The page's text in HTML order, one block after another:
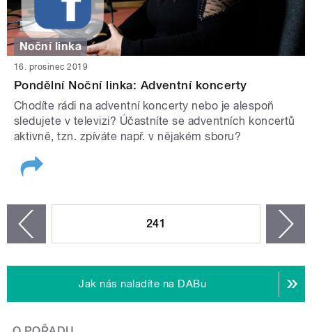
Noční linka
16. prosinec 2019
Pondělní Noční linka: Adventní koncerty
Chodíte rádi na adventní koncerty nebo je alespoň
sledujete v televizi? Účastníte se adventních koncertů
aktivně, tzn. zpíváte např. v nějakém sboru?
241
Jak nás naladíte na DABu